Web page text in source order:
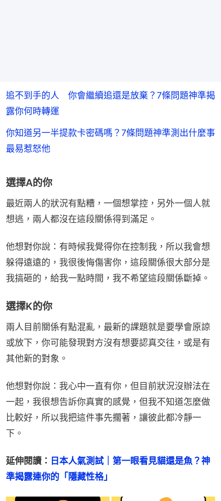
追不到手的人 你會繼續追還是放棄？7條問題神準揭
露你何時轉運
你知道另一半提款卡密碼嗎？7條問題神準測出什麼事
最易惹怒他
選擇A的你
最近兩人的狀況有點糟，一個想掌控，另外一個人就
想逃，兩人都沒在這段關係得到滿足。
他想對你說：有時候我覺得你在控制我，所以我會想
躲得遠遠的，我很後悔傷害你，這段關係很大部分是
我搞砸的，給我一點時間，我不希望這段關係斷掉。
選擇K的你
兩人目前關係有點混亂，最新的課題就是要學會原諒
或放下，你可能發現對方沒有想要認真交往，或是有
其他新的對象。
他想對你說：我心中一直有你，但目前狀況沒辦法在
一起，我很想告訴你真實的感覺，但我不知道怎麼做
比較好，所以我把這件事先擱著，讓彼此都冷靜一
下。
延伸閱讀： 日本人氣測試｜第一眼看見貓還是魚？神
準揭露連你的「隱藏性格」